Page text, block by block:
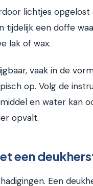
lichtjes opgelost
tijdelijk een doffe
lak of wax.
vaak in de
op. Volg de
en water kan
opvalt.
een
Een